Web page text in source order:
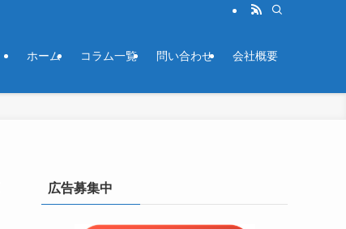
ホーム コラム一覧 問い合わせ 会社概要
広告募集中